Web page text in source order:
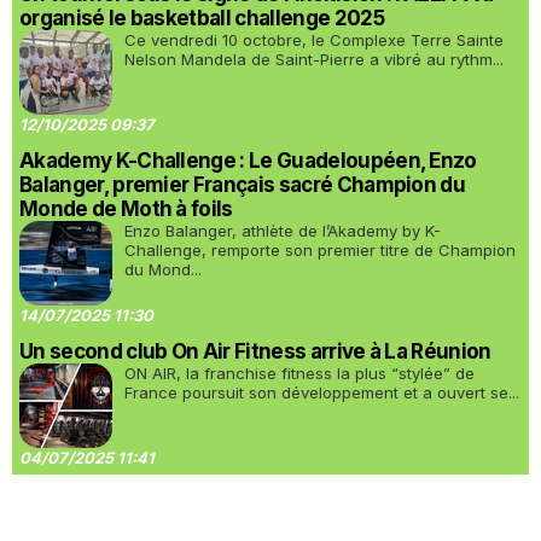
organisé le basketball challenge 2025
Ce vendredi 10 octobre, le Complexe Terre Sainte
Nelson Mandela de Saint-Pierre a vibré au rythm...
12/10/2025 09:37
Akademy K-Challenge : Le Guadeloupéen, Enzo
Balanger, premier Français sacré Champion du
Monde de Moth à foils
Enzo Balanger, athlète de l’Akademy by K-
Challenge, remporte son premier titre de Champion
du Mond...
14/07/2025 11:30
Un second club On Air Fitness arrive à La Réunion
ON AIR, la franchise fitness la plus “stylée” de
France poursuit son développement et a ouvert se...
04/07/2025 11:41